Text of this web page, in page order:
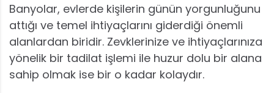
Banyolar, evlerde kişilerin günün yorgunluğunu
attığı ve temel ihtiyaçlarını giderdiği önemli
alanlardan biridir. Zevklerinize ve ihtiyaçlarınıza
yönelik bir tadilat işlemi ile huzur dolu bir alana
sahip olmak ise bir o kadar kolaydır.